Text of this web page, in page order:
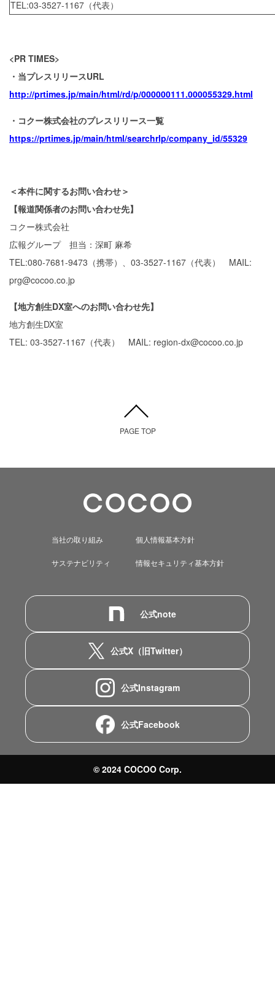
TEL:03-3527-1167（代表）
<PR TIMES>
・当プレスリリースURL
http://prtimes.jp/main/html/rd/p/000000111.000055329.html
・コクー株式会社のプレスリリース⼀覧
https://prtimes.jp/main/html/searchrlp/company_id/55329
＜本件に関するお問い合わせ＞
【報道関係者のお問い合わせ先】
コクー株式会社
広報グループ 担当：深町 麻希
TEL:080-7681-9473（携帯）、03-3527-1167（代表） MAIL:
prg@cocoo.co.jp
【地方創生DX室へのお問い合わせ先】
地方創生DX室
TEL: 03-3527-1167（代表） MAIL: region-dx@cocoo.co.jp
PAGE TOP
公式note
公式X（旧Twitter）
公式Instagram
公式Facebook
当社の取り組み
サステナビリティ
個人情報基本方針
情報セキュリティ基本方針
© 2024 COCOO Corp.